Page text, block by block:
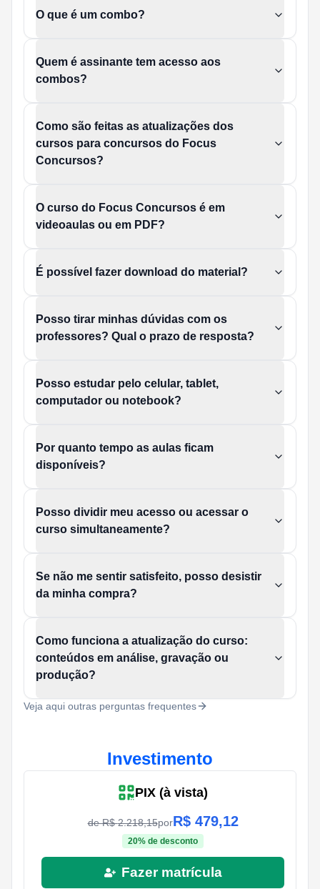
O que é um combo?
Quem é assinante tem acesso aos
combos?
Como são feitas as atualizações dos
cursos para concursos do Focus
Concursos?
O curso do Focus Concursos é em
videoaulas ou em PDF?
É possível fazer download do material?
Posso tirar minhas dúvidas com os
professores? Qual o prazo de resposta?
Posso estudar pelo celular, tablet,
computador ou notebook?
Por quanto tempo as aulas ficam
disponíveis?
Posso dividir meu acesso ou acessar o
curso simultaneamente?
Se não me sentir satisfeito, posso desistir
da minha compra?
Como funciona a atualização do curso:
conteúdos em análise, gravação ou
produção?
Veja aqui outras perguntas frequentes
Investimento
PIX (à vista)
de R$2.218,15porR$ 479,12
20% de desconto
Fazer matrícula